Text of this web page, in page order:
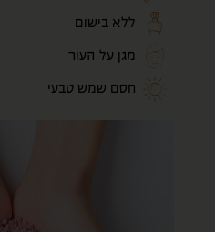
ללא בישום
מגן על העור
חסם שמש טבעי